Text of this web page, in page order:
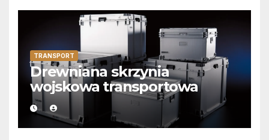
TRANSPORT
Drewniana skrzynia
wojskowa transportowa